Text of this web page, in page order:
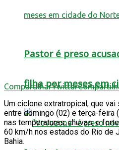
Pastor é preso
filha por meses em
CompartilharTwittar
Um ciclone extratropical, que
entre domingo (02) e terça-feira
nas temperaturas, chuvas, e
60 km/h nos estados do Rio de
Bahia.